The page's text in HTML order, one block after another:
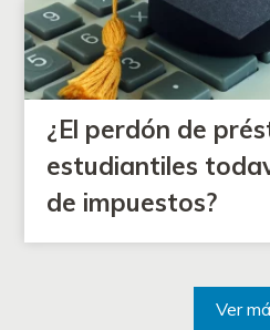
¿El perdón de
estudiantiles
de impuestos?
Ver